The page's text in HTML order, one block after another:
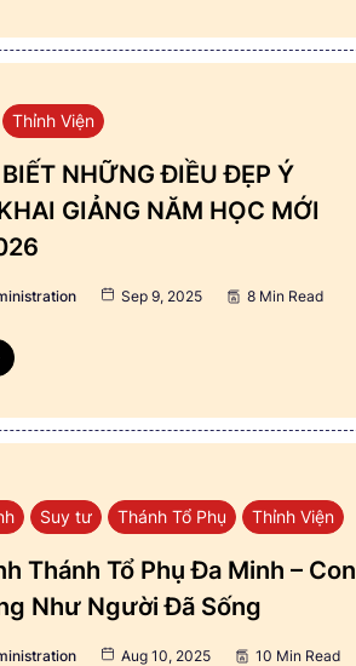
Thỉnh Viện
NHỮNG ĐIỀU ĐẸP Ý
GIẢNG NĂM HỌC MỚI
Sep 9, 2025 8 Min Read
Suy tư Thánh Tổ Phụ Thỉnh Viện
Thánh Tổ Phụ Đa Minh – Con
Như Người Đã Sống
Aug 10, 2025 10 Min Read